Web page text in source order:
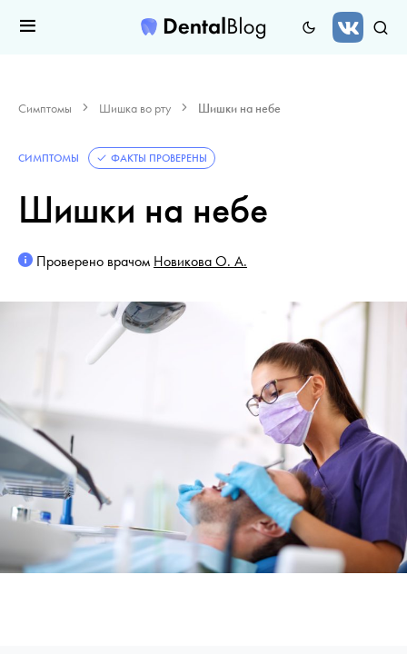
Симптомы Шишка во рту Шишки на небе
СИМПТОМЫ ФАКТЫ ПРОВЕРЕНЫ
Шишки на небе
Проверено врачом Новикова О. А.